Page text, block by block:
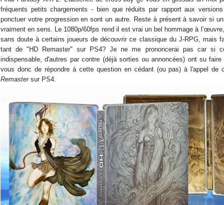
fréquents petits chargements - bien que réduits par rapport aux
ponctuer votre progression en sont un autre. Reste à présent à savoir si
vraiment en sens. Le 1080p/60fps rend il est vrai un bel hommage à
sans doute à certains joueurs de découvrir ce classique du J-RPG, mais
tant de "HD Remaster" sur PS4? Je ne me prononcerai pas car si
indispensable, d'autres par contre (déjà sorties ou annoncées) ont su
vous donc de répondre à cette question en cédant (ou pas) à l'appel de
Remastersur PS4.